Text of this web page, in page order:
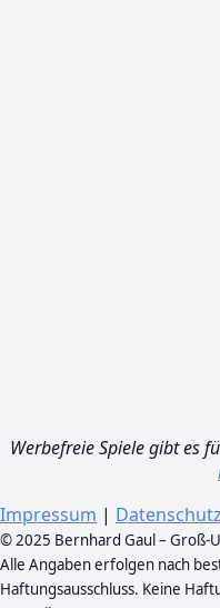
Werbefreie Spiele gibt es
Impressum | Datenschutz
© 2025 Bernhard Gaul – Groß-
Alle Angaben erfolgen nach
Haftungsausschluss. Keine